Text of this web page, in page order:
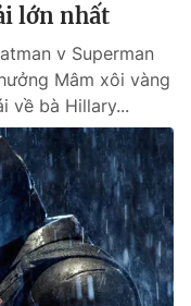
lớn nhất
v Superman
Mâm xôi vàng
về bà Hillary...